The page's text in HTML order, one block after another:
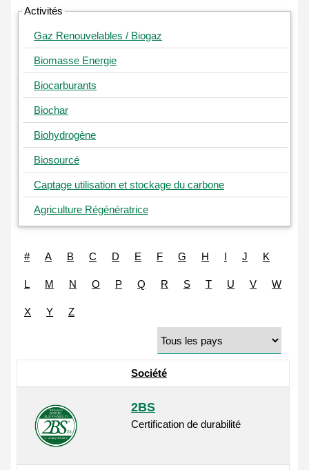
Activités
Gaz Renouvelables / Biogaz
Biomasse Energie
Biocarburants
Biochar
Biohydrogène
Biosourcé
Captage utilisation et stockage du carbone
Agriculture Régénératrice
# A B C D E F G H I J K
L M N O P Q R S T U V W
X Y Z
Société
2BS
Certification de durabilité